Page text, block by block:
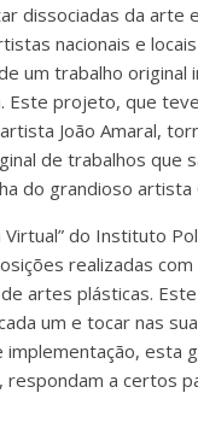
dissociadas da arte
nacionais e
um trabalho original
Este projeto, que
João Amaral,
de trabalhos que
do grandioso artista
Virtual” do Instituto
realizadas com
artes plásticas.
um e tocar nas
implementação, esta
respondam a certos